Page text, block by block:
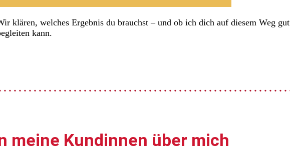
klären, welches Ergebnis du brauchst – und ob ich dich auf diesem Weg gut
kann.
meine Kundinnen über mich